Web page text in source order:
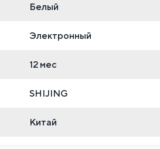
Белый
Электронный
12 мес
SHIJING
Китай